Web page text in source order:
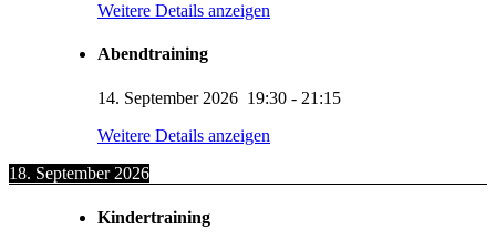
Weitere Details anzeigen
Abendtraining
14. September 2026 19:30 - 21:15
Weitere Details anzeigen
18. September 2026
Kindertraining